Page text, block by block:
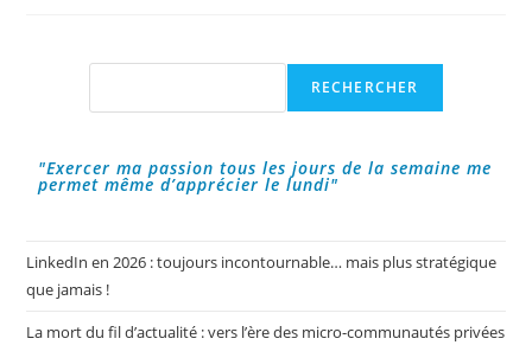
Dans
Réseaux
Rechercher
RECHERCHER
"Exercer ma passion tous les jours de la semaine me
permet même d’apprécier le lundi"
LinkedIn en 2026 : toujours incontournable… mais plus stratégique
que jamais !
La mort du fil d’actualité : vers l’ère des micro-communautés privées